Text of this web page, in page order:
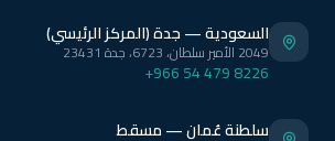
السعودية — جدة (المركز الرئيسي)
2049 الأمير سلطان، 6723، جدة 23431
+966 54 479 8226
سلطنة عُمان — مسقط